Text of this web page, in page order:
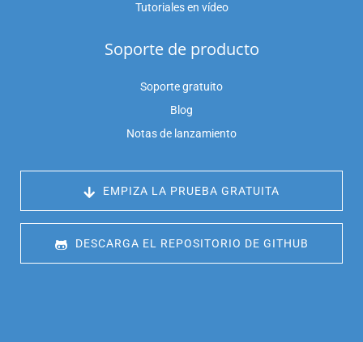
Tutoriales en vídeo
Soporte de producto
Soporte gratuito
Blog
Notas de lanzamiento
EMPIZA LA PRUEBA GRATUITA
DESCARGA EL REPOSITORIO DE GITHUB